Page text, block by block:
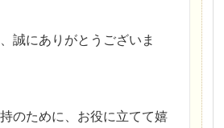
誠にありがとうございま
のために、お役に立てて嬉